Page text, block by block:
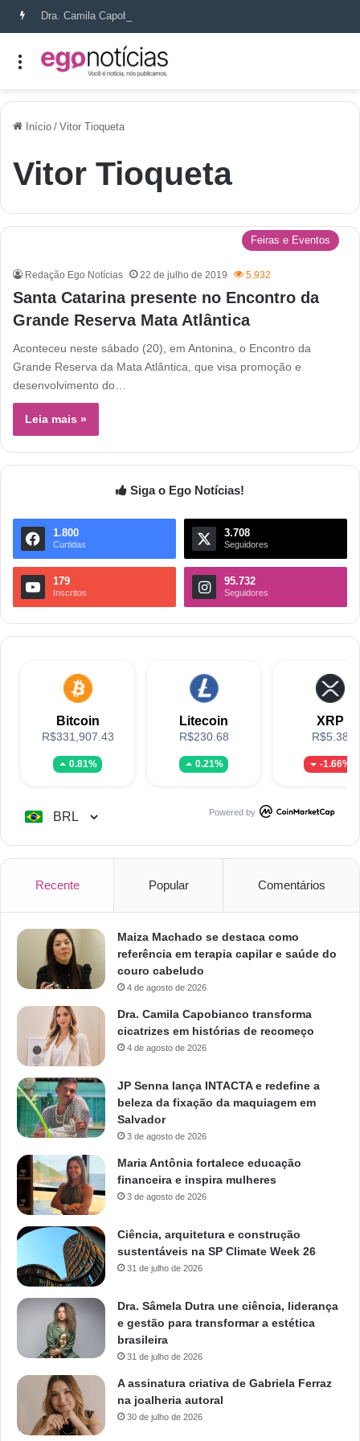
Início / Vitor Tioqueta
Vitor Tioqueta
Feiras e Eventos
Redação Ego Notícias 22 de julho de 2019 5.932
Santa Catarina presente no Encontro da
Grande Reserva Mata Atlântica
Aconteceu neste sábado (20), em Antonina, o Encontro da
Grande Reserva da Mata Atlântica, que visa promoção e
desenvolvimento do…
Leia mais »
Siga o Ego Notícias!
1.800
Curtidas
3.708
Seguidores
179
Inscritos
95.732
Seguidores
Bitcoin
R$331,907.43
0.81%
Litecoin
R$230.68
0.21%
XRP
R$5.38
-1.66%
Powered by
Recente Popular Comentários
Maiza Machado se destaca como
referência em terapia capilar e saúde do
couro cabeludo
4 de agosto de 2026
Dra. Camila Capobianco transforma
cicatrizes em histórias de recomeço
4 de agosto de 2026
JP Senna lança INTACTA e redefine a
beleza da fixação da maquiagem em
Salvador
3 de agosto de 2026
Maria Antônia fortalece educação
financeira e inspira mulheres
3 de agosto de 2026
Ciência, arquitetura e construção
sustentáveis na SP Climate Week 26
31 de julho de 2026
Dra. Sâmela Dutra une ciência, liderança
e gestão para transformar a estética
brasileira
31 de julho de 2026
A assinatura criativa de Gabriela Ferraz
na joalheria autoral
30 de julho de 2026